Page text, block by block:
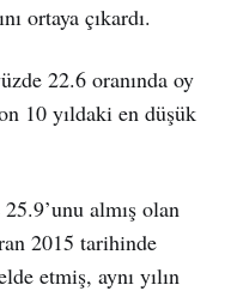
ortaya çıkardı.
22.6 oranında oy
10 yıldaki en düşük
almış olan
2015 tarihinde
etmiş, aynı yılın